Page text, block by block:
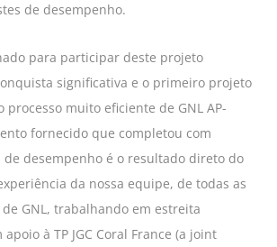
de desempenho.
para participar deste projeto
significativa e o primeiro projeto
processo muito eficiente de GNL AP-
fornecido que completou com
de desempenho é o resultado direto do
da nossa equipe, de todas as
GNL, trabalhando em estreita
à TP JGC Coral France (a joint